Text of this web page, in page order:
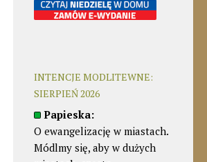
INTENCJE MODLITEWNE:
SIERPIEŃ 2026
Papieska:
O ewangelizację w miastach.
Módlmy się, aby w dużych